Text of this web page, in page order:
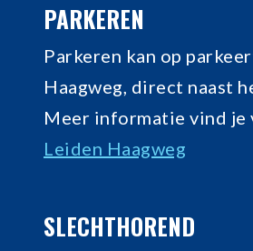
PARKEREN
Parkeren kan op
Haagweg, direct naast
Meer informatie vind je
Leiden Haagweg
SLECHTHOREND